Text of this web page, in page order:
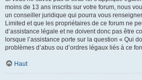
moins de 13 ans inscrits sur votre forum, nous
un conseiller juridique qui pourra vous
Limited et que les propriétaires de ce forum ne
d’assistance légale et ne doivent donc pas être
lorsque l’assistance porte sur la question « Qui
problèmes d’abus ou d’ordres légaux liés à ce
Haut